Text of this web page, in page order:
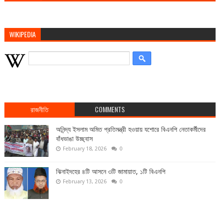
WIKIPEDIA
রাজনীতি COMMENTS
অনিন্দ্য ইসলাম অমিত প্রতিমন্ত্রী হওয়ায় যশোরে বিএনপি নেতাকর্মীদের
বাঁধভাঙা উচ্ছ্বাস
February 18, 2026 0
ঝিনাইদহের ৪টি আসনে ৩টি জামায়াত, ১টি বিএনপি
February 13, 2026 0